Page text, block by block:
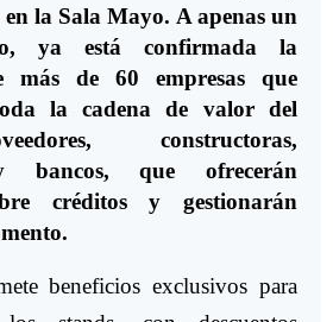
en la Sala Mayo. A apenas un
ya está confirmada la
más de 60 empresas que
la cadena de valor del
constructoras,
bancos, que ofrecerán
créditos y gestionarán
beneficios exclusivos para